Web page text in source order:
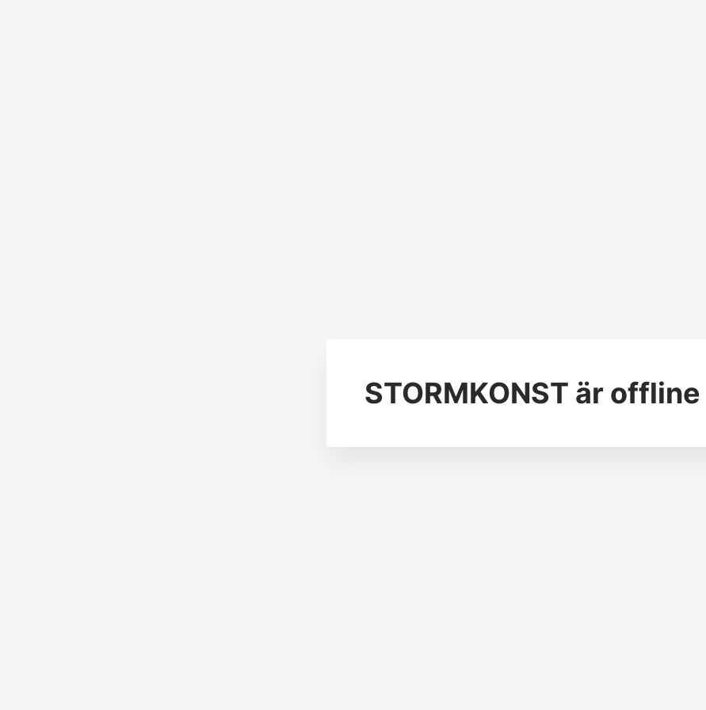
STORMKONST är offline